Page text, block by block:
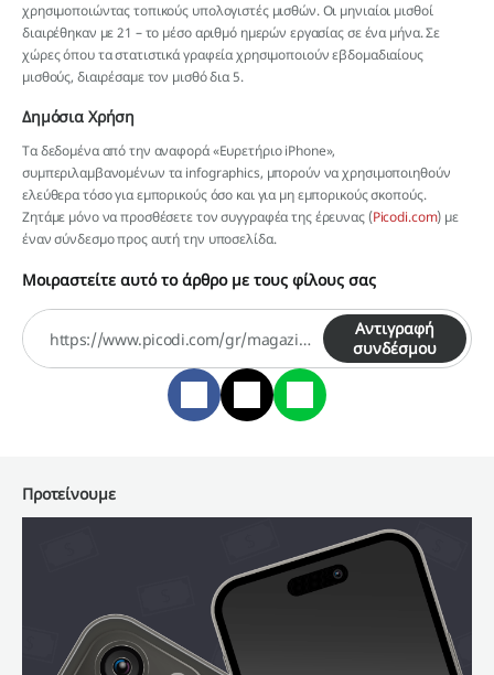
χρησιμοποιώντας τοπικούς υπολογιστές μισθών. Οι μηνιαίοι μισθοί
διαιρέθηκαν με 21 – το μέσο αριθμό ημερών εργασίας σε ένα μήνα. Σε
χώρες όπου τα στατιστικά γραφεία χρησιμοποιούν εβδομαδιαίους
μισθούς, διαιρέσαμε τον μισθό δια 5.
Δημόσια Χρήση
Τα δεδομένα από την αναφορά «Ευρετήριο iPhone»,
συμπεριλαμβανομένων τα infographics, μπορούν να χρησιμοποιηθούν
ελεύθερα τόσο για εμπορικούς όσο και για μη εμπορικούς σκοπούς.
Ζητάμε μόνο να προσθέσετε τον συγγραφέα της έρευνας (Picodi.com) με
έναν σύνδεσμο προς αυτή την υποσελίδα.
Μοιραστείτε αυτό το άρθρο με τους φίλους σας
Αντιγραφή
συνδέσμου
Προτείνουμε